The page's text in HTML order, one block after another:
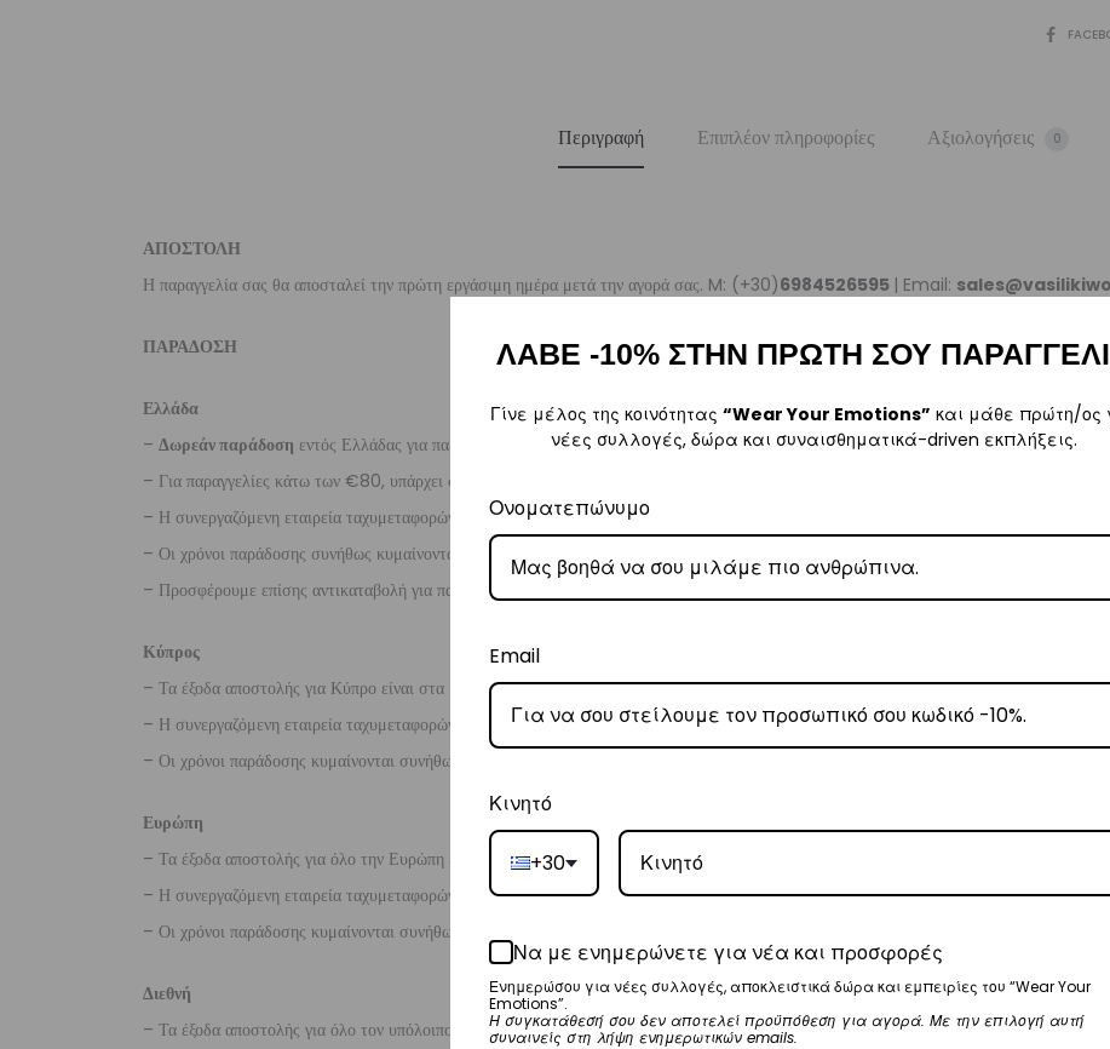
SHARE
Περιγραφή Επιπλέον πληροφορίες Αξιολογήσεις 0
ΑΠΟΣΤΟΛΗ
Η παραγγελία σας θα αποσταλεί την πρώτη εργάσιμη ημέρα μετά την αγορά σας. M: (+30)6984526595 | Email:
ΠΑΡΑΔΟΣΗ
Ελλάδα
– Δωρεάν παράδοση εντός Ελλάδας για παραγγελίες άνω των 80€.
– Για παραγγελίες κάτω των €80, υπάρχει σταθερή χρέωση εξόδων αποστολής στα
– Η συνεργαζόμενη εταιρεία ταχυμεταφορών,
Courier Center, θα αναλάβει την παράδοσή σας.
– Οι χρόνοι παράδοσης συνήθως κυμαίνονται από 1-3 εργάσιμες ημέρες.
– Προσφέρουμε επίσης αντικαταβολή για παραγγελίες σε όλη την Ελλάδα με extra χρέωση
Κύπρος
– Τα έξοδα αποστολής για Κύπρο είναι στα
– Η συνεργαζόμενη εταιρεία ταχυμεταφορών,
Aramex, θα αναλάβει την παράδοσή σας.
– Οι χρόνοι παράδοσης κυμαίνονται συνήθως από 2-7 εργάσιμες ημέρες.
Ευρώπη
– Τα έξοδα αποστολής για όλο την Ευρώπη είναι στα€25.
– Η συνεργαζόμενη εταιρεία ταχυμεταφορών,
DHL, θα αναλάβει την παράδοσή σας.
– Οι χρόνοι παράδοσης κυμαίνονται συνήθως από 3-8 εργάσιμες ημέρες.
Διεθνή
– Τα έξοδα αποστολής για όλο τον υπόλοιπο κόσμο είναι στα€35.
ΛΑΒΕ -10% ΣΤΗΝ ΠΡΩΤΗ ΣΟΥ
Γίνε μέλος της κοινότητας “Wear Your Emotions” και μάθε πρώτη/ος
νέες συλλογές, δώρα και συναισθηματικά-driven εκπλήξεις.
Ονοματεπώνυμο
Email
Κινητό
+30
Να με ενημερώνετε για νέα και προσφορές
Ενημερώσου για νέες συλλογές, αποκλειστικά δώρα και εμπειρίες του “Wear Your
Emotions”.
Η συγκατάθεσή σου δεν αποτελεί προϋπόθεση για αγορά. Με την επιλογή αυτή
συναινείς στη λήψη ενημερωτικών emails.